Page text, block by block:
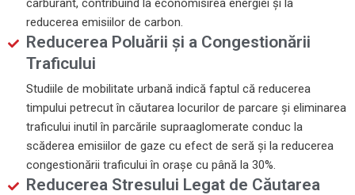
carburant, contribuind la economisirea energiei și la
reducerea emisiilor de carbon.
Reducerea Poluării și a Congestionării
Traficului
Studiile de mobilitate urbană indică faptul că reducerea
timpului petrecut în căutarea locurilor de parcare și eliminarea
traficului inutil în parcările supraaglomerate conduc la
scăderea emisiilor de gaze cu efect de seră și la reducerea
congestionării traficului în orașe cu până la 30%.
Reducerea Stresului Legat de Căutarea